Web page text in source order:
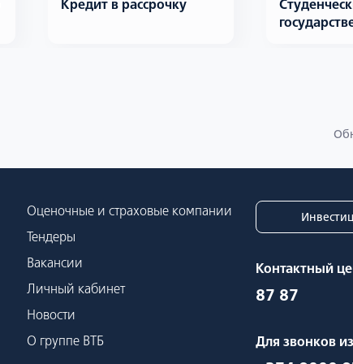
Кредит в рассрочку
Оценочные и страховые компании
Тендеры
Вакансии
Личный кабинет
Новости
О группе ВТБ
Контактный
87 87
Для звонков